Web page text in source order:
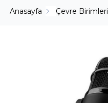
Anasayfa Çevre Birimleri